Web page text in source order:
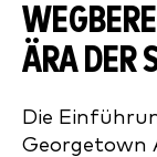
ÄRA DER
Die
Georgetown